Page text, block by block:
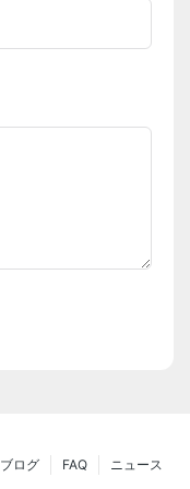
ニュース
FAQ
ブログ